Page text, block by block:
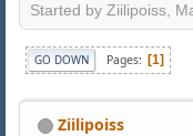
Started by Ziilipoiss,
GO DOWN Pages 1
Ziilipoiss